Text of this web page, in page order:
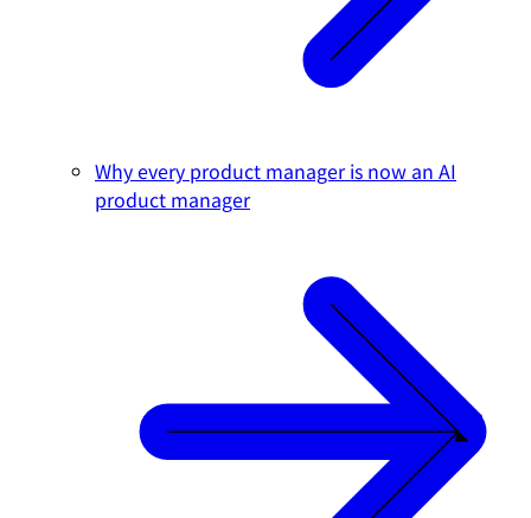
Why every product manager is now an AI
product manager